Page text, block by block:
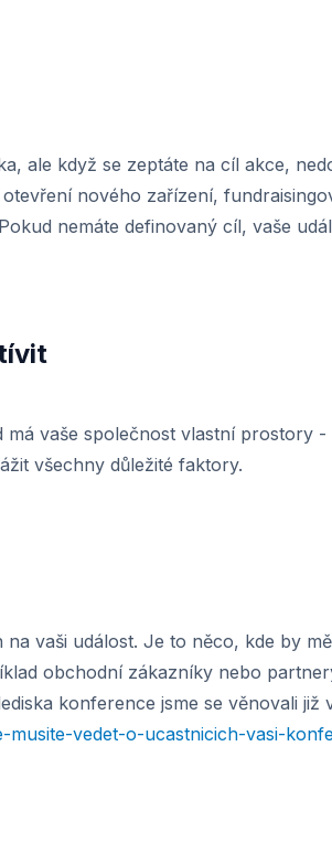
ale když se zeptáte na cíl akce,
nového zařízení,
nemáte definovaný cíl, vaše
vaše společnost vlastní prostory -
všechny důležité faktory.
vaši událost. Je to něco, kde by
obchodní zákazníky nebo
konference jsme se věnovali již
vedet-o-ucastnicich-vasi-